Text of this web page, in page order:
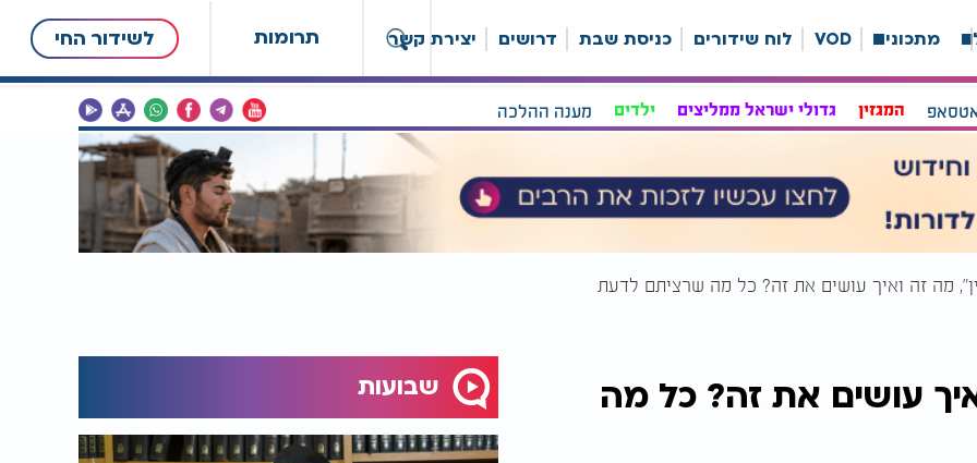
תרומות לשידור החי מתכונים VOD לוח שידורים כניסת שבת דרושים יצירת קשר
המגזין גדולי ישראל ממליצים ילדים מענה ההלכה
מה זה ואיך עושים את זה? כל מה שרציתם לדעת
עושים את זה? כל מה
שבועות